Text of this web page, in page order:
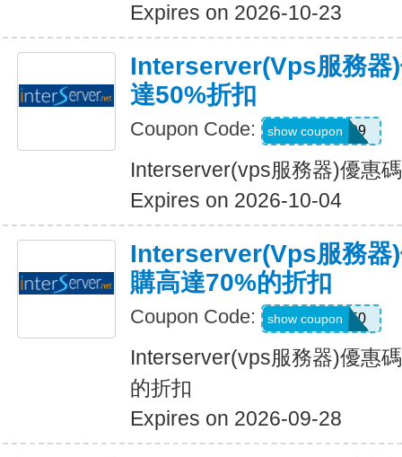
Expires on 2026-10-23
Interserver(vps服務器
達50%折扣
Coupon Code: BUMPER99
show coupon
Interserver(vps服務器)優惠
Expires on 2026-10-04
Interserver(vps服務器
購高達70%的折扣
Coupon Code: DEAL50
show coupon
Interserver(vps服務器)優惠
的折扣
Expires on 2026-09-28